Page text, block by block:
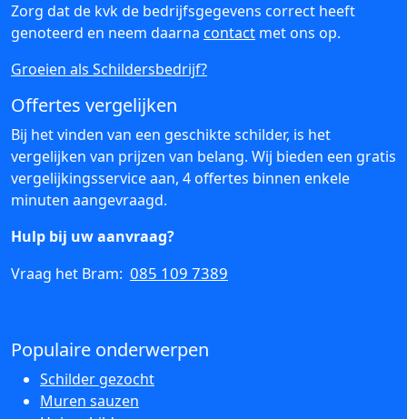
Zorg dat de kvk de bedrijfsgegevens correct heeft
genoteerd en neem daarna contact met ons op.
Groeien als Schildersbedrijf?
Offertes vergelijken
Bij het vinden van een geschikte schilder, is het
vergelijken van prijzen van belang. Wij bieden een gratis
vergelijkingsservice aan, 4 offertes binnen enkele
minuten aangevraagd.
Hulp bij uw aanvraag?
Vraag het Bram: 085 109 7389
Populaire onderwerpen
Schilder gezocht
Muren sauzen